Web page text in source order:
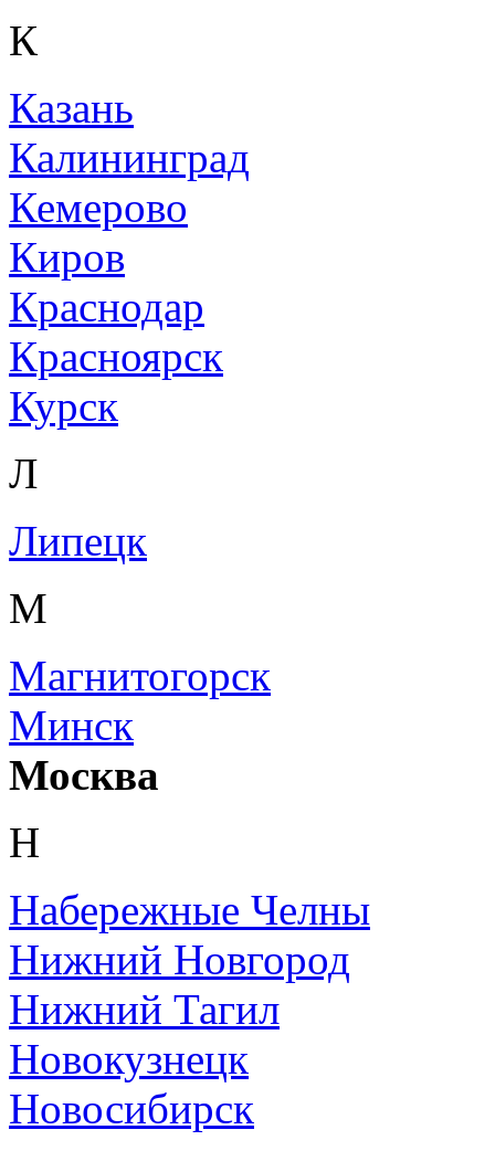
К
Казань
Калининград
Кемерово
Киров
Краснодар
Красноярск
Курск
Л
Липецк
М
Магнитогорск
Минск
Москва
Н
Набережные Челны
Нижний Новгород
Нижний Тагил
Новокузнецк
Новосибирск